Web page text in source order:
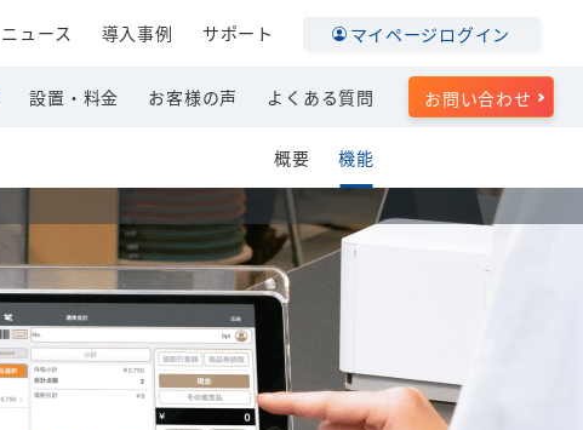
設置・料金 お客様の声 よくある質問 お問い合わせ
ニュース 導入事例 サポート マイページログイン
概要 機能